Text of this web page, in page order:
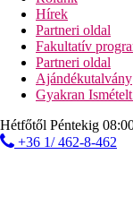
minigolf
aqua
íjászat
röplabda
Sport és
diszkó
vízi
Hírek
Partneri oldal
Fakultatív
Partneri oldal
Ajándékutalvány
Gyakran
Hétfőtől Péntekig
+36 1/ 462-8-462